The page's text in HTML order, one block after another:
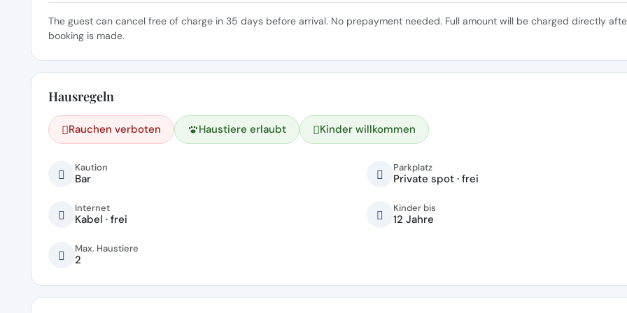
The guest can cancel free of charge in 35 days before arrival. No prepayment needed. Full amount will be charged directly
booking is made.
Hausregeln
Rauchen verboten Haustiere erlaubt Kinder willkommen
Kaution
Bar
Parkplatz
Private spot · frei
Internet
Kabel · frei
Kinder bis
12 Jahre
Max. Haustiere
2